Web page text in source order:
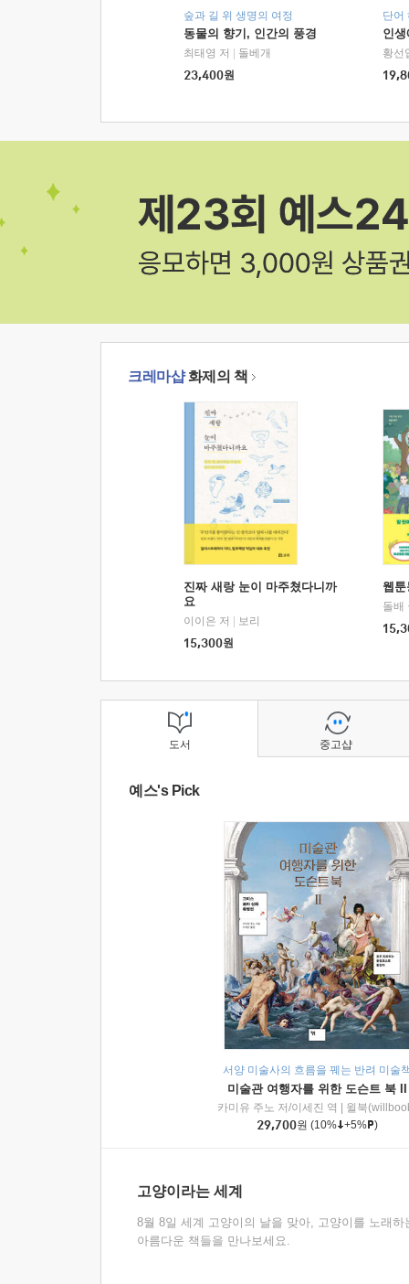
숲과 길 위 생명의 여정
동물의 향기, 인간의 풍경
최태영 저
돌베개
23,400원
단어
인
황선
크레마샵화제의 책
진짜 새랑 눈이 마주쳤다니까
요
이이은 저
보리
15,300원
웹
돌배
도서
예스's Pick
서양 미술사의 흐름을 꿰는 반려 미술
미술관 여행자를 위한 도슨트 북 II
카미유 주노 저/이세진 역
윌북
29,700원 (10% +5% )
고양이라는 세계
8월 8일 세계 고양이의 날을 맞아, 고양이를 노래하
아름다운 책들을 만나보세요.
중고샵